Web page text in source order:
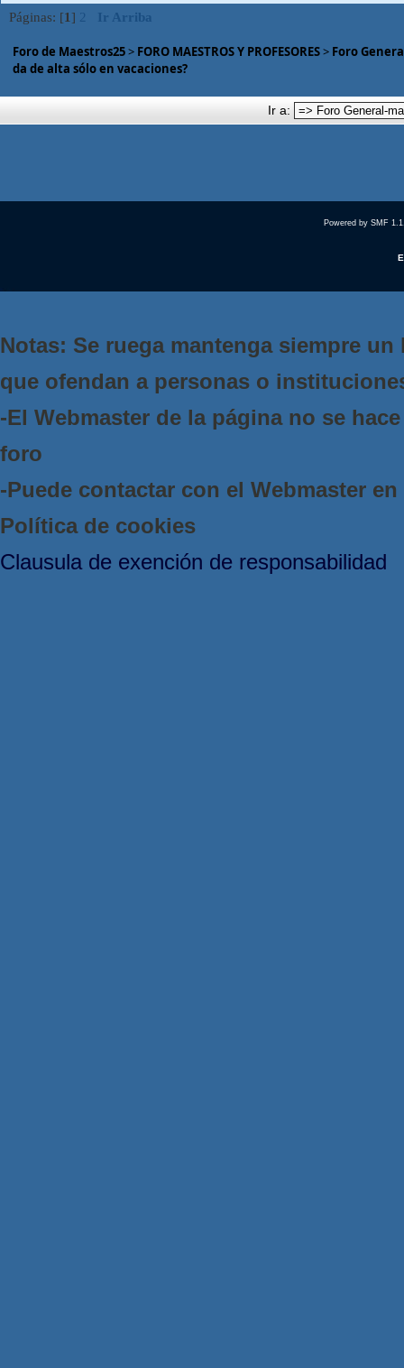
Páginas: [1] 2 Ir Arriba
Foro de Maestros25> FORO MAESTROS Y PROFESORES> Foro
da de alta sólo en vacaciones?
Ir a:
Powered by SMF
Notas: Se ruega mantenga siempre
que ofendan a personas o
-El Webmaster de la página no se
foro
-Puede contactar con el Webmaster
Política de cookies
Clausula de exención de responsabilidad